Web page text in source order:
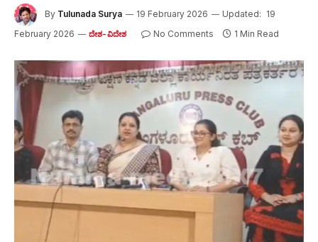
By Tulunada Surya 19 February 2026 Updated: 19
February 2026
ದೇಶ-ವಿದೇಶ No Comments 1 Min Read